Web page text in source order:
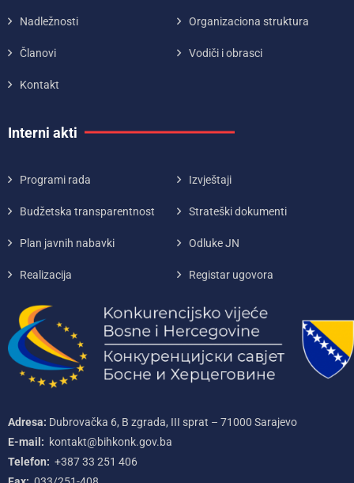
Nadležnosti Organizaciona struktura
Članovi Vodiči i obrasci
Kontakt
Interni akti
Programi rada Izvještaji
Budžetska transparentnost Strateški dokumenti
Plan javnih nabavki Odluke JN
Realizacija Registar ugovora
Adresa: Dubrovačka 6, B zgrada, III sprat – 71000‌ Sarajevo
E-mail: kontakt@bihkonk.gov.ba
Telefon: +387‌ 33‌ 251‌ 406